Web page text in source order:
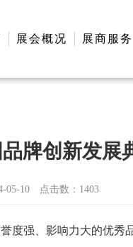
展会概况 展商服务
牌创新发展
05-10 点击数： 1403
度强、影响力大的优秀